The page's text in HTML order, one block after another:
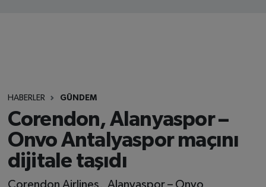
HABERLER GÜNDEM
Corendon, Alanyaspor –
Onvo Antalyaspor maçını
dijitale taşıdı
Corendon Airlines, Alanyaspor – Onvo